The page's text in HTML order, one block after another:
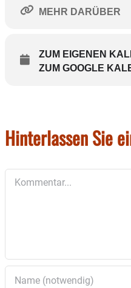
gemacht
Das Lebensgefühl der
von Dario Fo.
MEHR DARÜBER
ZUM EIGENEN
ZUM GOOGLE
Hinterlassen Sie